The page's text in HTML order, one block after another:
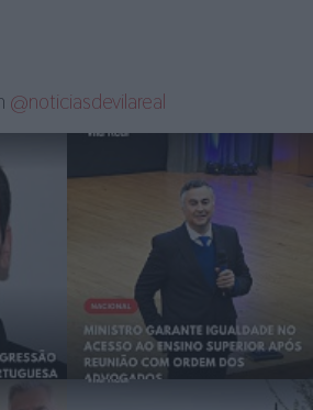
@noticiasdevilareal